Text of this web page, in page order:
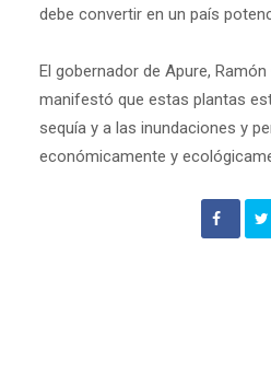
debe convertir en un país
El gobernador de Apure,
manifestó que estas plantas
sequía y a las inundaciones y
económicamente y